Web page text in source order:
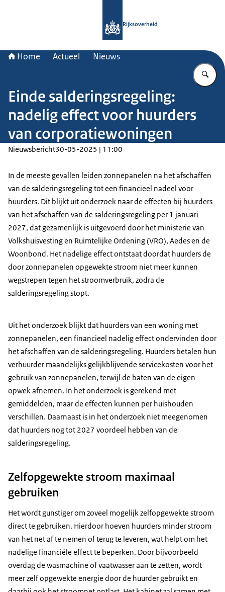
Rijksoverheid
Home Actueel Nieuws
Einde salderingsregeling:
nadelig effect voor huurders
van corporatiewoningen
Nieuwsbericht30-05-2025 | 11:00
In de meeste gevallen leiden zonnepanelen na het afschaffen
van de salderingsregeling tot een financieel nadeel voor
huurders. Dit blijkt uit onderzoek naar de effecten bij huurders
van het afschaffen van de salderingsregeling per 1 januari
2027, dat gezamenlijk is uitgevoerd door het ministerie van
Volkshuisvesting en Ruimtelijke Ordening (VRO), Aedes en de
Woonbond. Het nadelige effect ontstaat doordat huurders de
door zonnepanelen opgewekte stroom niet meer kunnen
wegstrepen tegen het stroomverbruik, zodra de
salderingsregeling stopt.
Uit het onderzoek blijkt dat huurders van een woning met
zonnepanelen, een financieel nadelig effect ondervinden door
het afschaffen van de salderingsregeling. Huurders betalen hun
verhuurder maandelijks gelijkblijvende servicekosten voor het
gebruik van zonnepanelen, terwijl de baten van de eigen
opwek afnemen. In het onderzoek is gerekend met
gemiddelden, maar de effecten kunnen per huishouden
verschillen. Daarnaast is in het onderzoek niet meegenomen
dat huurders nog tot 2027 voordeel hebben van de
salderingsregeling.
Zelfopgewekte stroom maximaal
gebruiken
Het wordt gunstiger om zoveel mogelijk zelfopgewekte stroom
direct te gebruiken. Hierdoor hoeven huurders minder stroom
van het net af te nemen of terug te leveren, wat helpt om het
nadelige financiële effect te beperken. Door bijvoorbeeld
overdag de wasmachine of vaatwasser aan te zetten, wordt
meer zelf opgewekte energie door de huurder gebruikt en